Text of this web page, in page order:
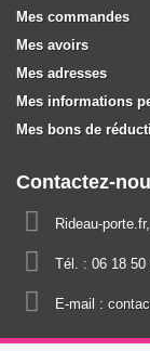
Mes commandes
Mes avoirs
Mes adresses
Mes informations
Mes bons de
Contactez-
Rideau-
Tél. : 06 18 50
E-mail :